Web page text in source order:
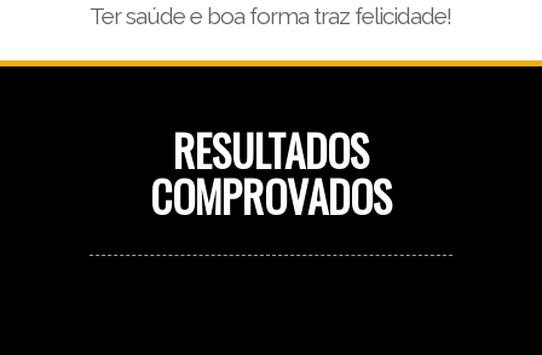
Ter saúde e boa forma traz felicidade!
RESULTADOS
COMPROVADOS